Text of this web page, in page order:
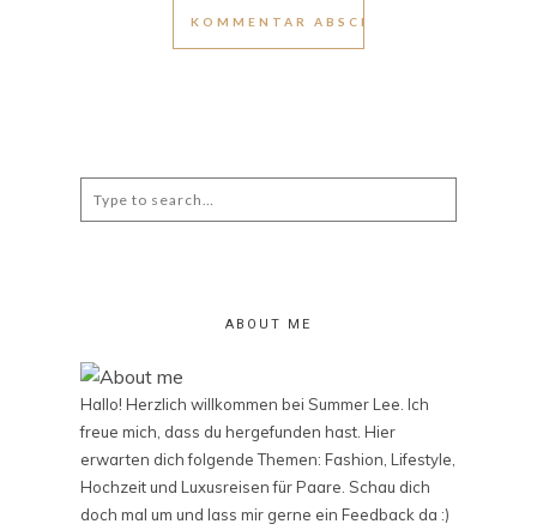
for:
ABOUT ME
Hallo! Herzlich willkommen bei Summer Lee. Ich
freue mich, dass du hergefunden hast. Hier
erwarten dich folgende Themen: Fashion, Lifestyle,
Hochzeit und Luxusreisen für Paare. Schau dich
doch mal um und lass mir gerne ein Feedback da :)